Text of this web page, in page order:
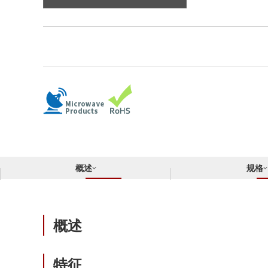
了解⽇清纺微电⼦株式会社
概述 规格
概述
特征